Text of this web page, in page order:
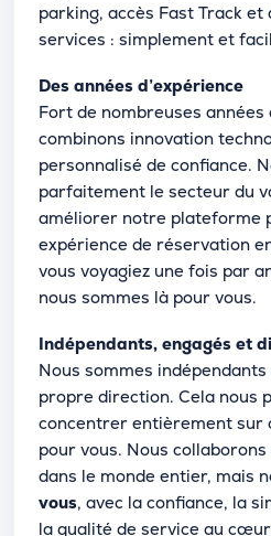
parking, accès Fast Track
services : simplement et
Des années d’expérience
Fort de nombreuses années
combinons innovation
personnalisé de confiance.
parfaitement le secteur du
améliorer notre plateforme
expérience de réservation
vous voyagiez une fois par
nous sommes là pour vous.
Indépendants, engagés et
Nous sommes
propre direction. Cela nous
concentrer entièrement sur
pour vous. Nous
dans le monde entier, mais
vous, avec la confiance, la
la qualité de service au